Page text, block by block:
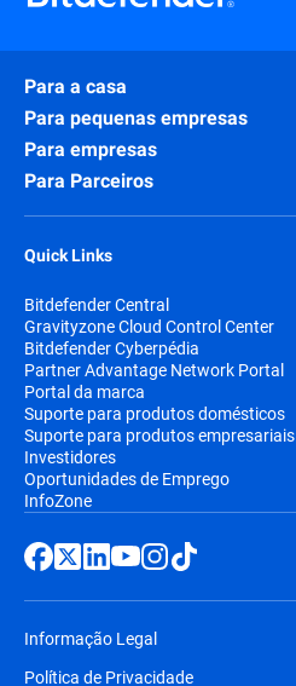
Para a casa
Para pequenas empresas
Para empresas
Para Parceiros
Quick Links
Bitdefender Central
Gravityzone Cloud Control Center
Bitdefender Cyberpédia
Partner Advantage Network Portal
Portal da marca
Suporte para produtos domésticos
Suporte para produtos empresariais
Investidores
Oportunidades de Emprego
InfoZone
Informação Legal
Política de Privacidade